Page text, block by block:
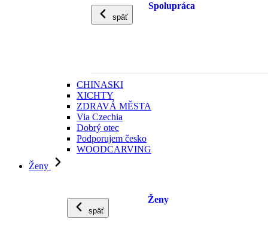
späť
Spolupráca
CHINASKI
XICHTY
ZDRAVÁ MĚSTA
Via Czechia
Dobrý otec
Podporujem česko
WOODCARVING
Ženy
späť
Ženy